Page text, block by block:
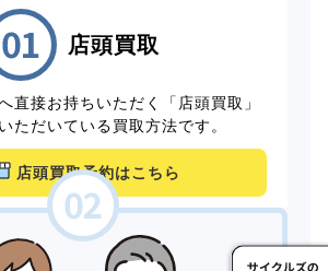
店頭買取
直接お持ちいただく「店頭買取」
ただいている買取方法です。
店頭買取予約はこちら